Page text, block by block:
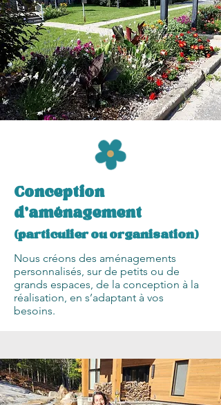
Conception
d'aménagement
(particulier ou organisation)
Nous créons des aménagements
personnalisés, sur de petits ou de
grands espaces, de la conception à la
réalisation, en s’adaptant à vos
besoins.